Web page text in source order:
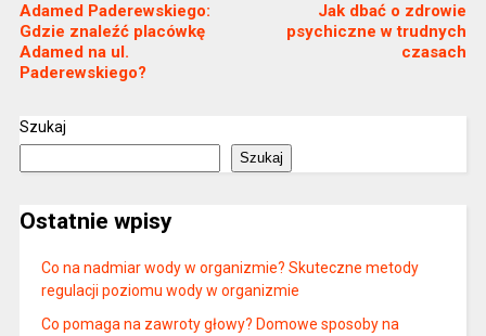
Adamed Paderewskiego:
Gdzie znaleźć placówkę
Adamed na ul.
Paderewskiego?
Jak dbać o zdrowie
psychiczne w trudnych
czasach
Szukaj
Szukaj
Ostatnie wpisy
Co na nadmiar wody w organizmie? Skuteczne metody
regulacji poziomu wody w organizmie
Co pomaga na zawroty głowy? Domowe sposoby na